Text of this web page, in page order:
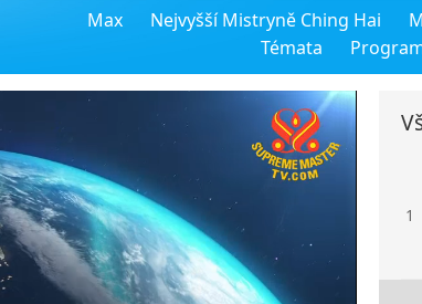
Max Nejvyšší Mistryně Ching Hai
Témata
1